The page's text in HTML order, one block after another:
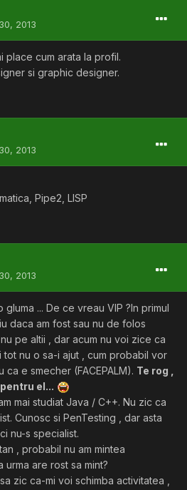
2013
place cum arata la profil.
si graphic designer.
2013
Pipe2, LISP
2013
... De ce vreau VIP ?In primul
daca am fost sau nu de folos
pe altii , dar acum nu voi zice ca
tot nu o sa-i ajut , cum probabil vor
e smecher (FACEPALM). Te rog ,
el...
mai studiat Java / C++. Nu zic ca
Cunosc si PenTesting , dar asta
nu-s specialist.
, probabil nu am mintea
are rost sa mint?
zic ca-mi voi schimba activitatea ,